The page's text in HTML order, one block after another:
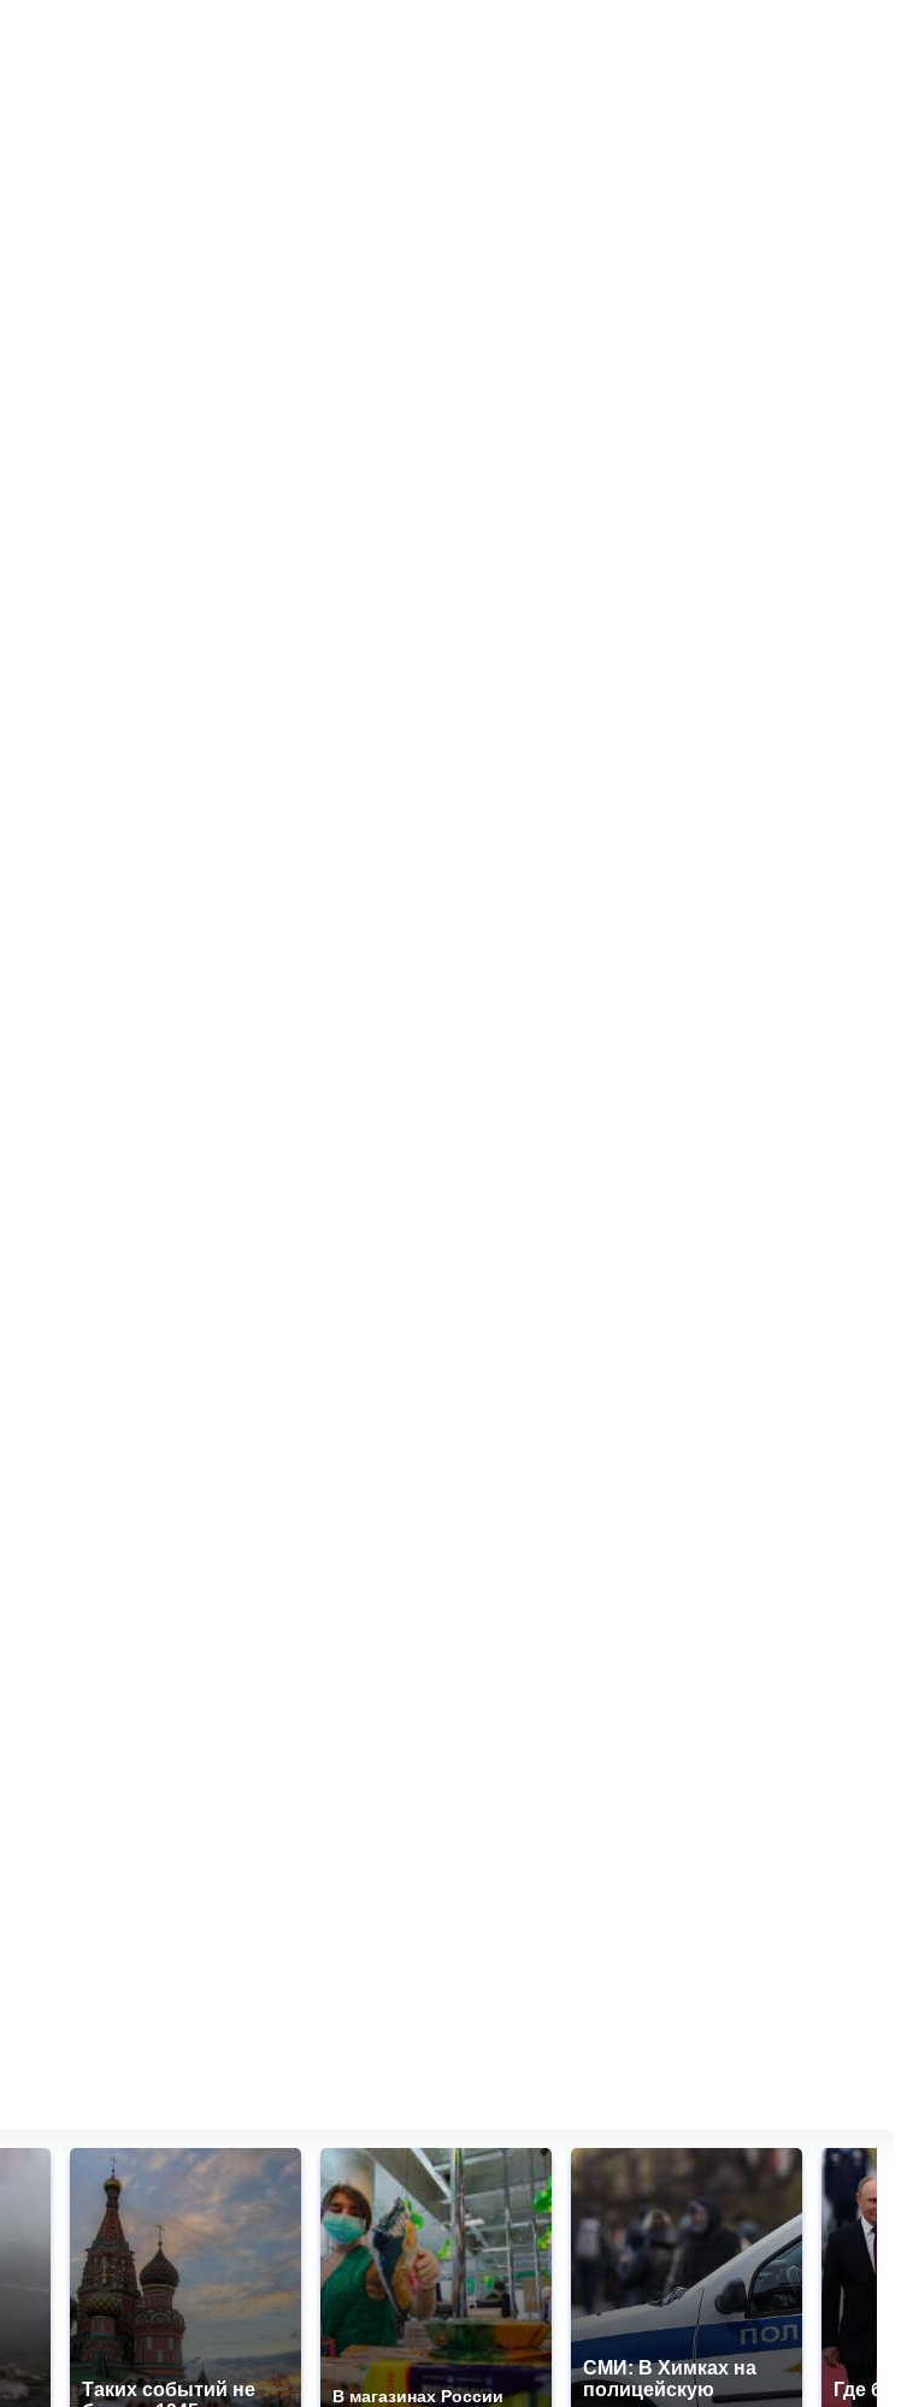
Таких событий не
В магазинах России
СМИ: В Химках на
полицейскую
Где